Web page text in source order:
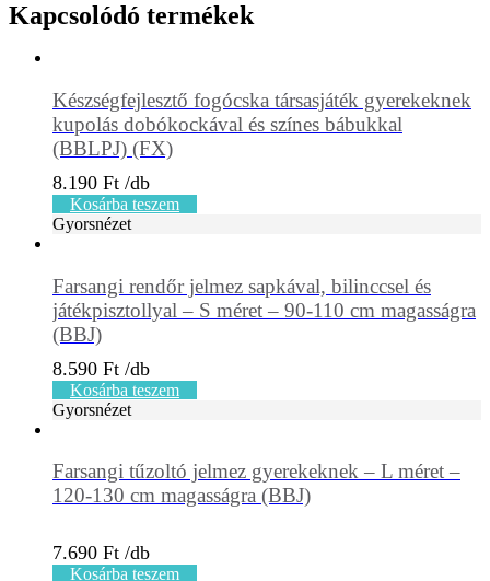
Kapcsolódó termékek
Készségfejlesztő fogócska társasjáték gyerekeknek
kupolás dobókockával és színes bábukkal
(BBLPJ) (FX)
8.190 Ft
Kosárba teszem
Gyorsnézet
Farsangi rendőr jelmez sapkával, bilinccsel és
játékpisztollyal – S méret – 90-110 cm magasságra
(BBJ)
8.590 Ft
Kosárba teszem
Gyorsnézet
Farsangi tűzoltó jelmez gyerekeknek – L méret –
120-130 cm magasságra (BBJ)
7.690 Ft
Kosárba teszem